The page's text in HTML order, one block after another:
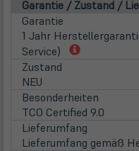
Garantie / Zustand /
Garantie
1 Jahr
Service)
(öffnet
Tab)
Zustand
NEU
Besonderheiten
TCO Certified 9.0
Lieferumfang
Lieferumfang gemäß